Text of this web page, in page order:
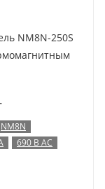
NM8N-250S
NM8N
690 В AC